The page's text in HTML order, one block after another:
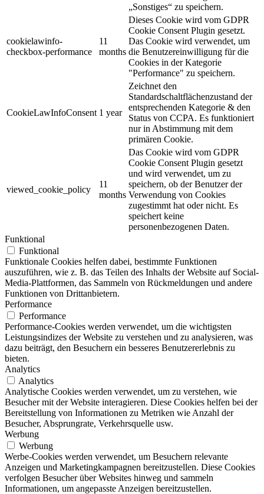
„Sonstiges“ zu speichern.
cookielawinfo-
checkbox-performance
11
months
Dieses Cookie wird vom GDPR
Cookie Consent Plugin gesetzt.
Das Cookie wird verwendet, um
die Benutzereinwilligung für die
Cookies in der Kategorie
"Performance" zu speichern.
CookieLawInfoConsent 1 year
Zeichnet den
Standardschaltflächenzustand der
entsprechenden Kategorie & den
Status von CCPA. Es funktioniert
nur in Abstimmung mit dem
primären Cookie.
viewed_cookie_policy
11
months
Das Cookie wird vom GDPR
Cookie Consent Plugin gesetzt
und wird verwendet, um zu
speichern, ob der Benutzer der
Verwendung von Cookies
zugestimmt hat oder nicht. Es
speichert keine
personenbezogenen Daten.
Funktional
Funktional
Funktionale Cookies helfen dabei, bestimmte Funktionen
auszuführen, wie z. B. das Teilen des Inhalts der Website auf Social-
Media-Plattformen, das Sammeln von Rückmeldungen und andere
Funktionen von Drittanbietern.
Performance
Performance
Performance-Cookies werden verwendet, um die wichtigsten
Leistungsindizes der Website zu verstehen und zu analysieren, was
dazu beiträgt, den Besuchern ein besseres Benutzererlebnis zu
bieten.
Analytics
Analytics
Analytische Cookies werden verwendet, um zu verstehen, wie
Besucher mit der Website interagieren. Diese Cookies helfen bei der
Bereitstellung von Informationen zu Metriken wie Anzahl der
Besucher, Absprungrate, Verkehrsquelle usw.
Werbung
Werbung
Werbe-Cookies werden verwendet, um Besuchern relevante
Anzeigen und Marketingkampagnen bereitzustellen. Diese Cookies
verfolgen Besucher über Websites hinweg und sammeln
Informationen, um angepasste Anzeigen bereitzustellen.